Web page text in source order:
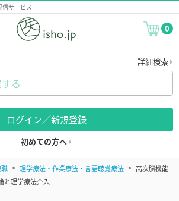
信サービス
0
詳細検索
ログイン／新規登録
初めての方へ
理学療法・作業療法・言語聴覚療法
高次脳機能
理学療法介入